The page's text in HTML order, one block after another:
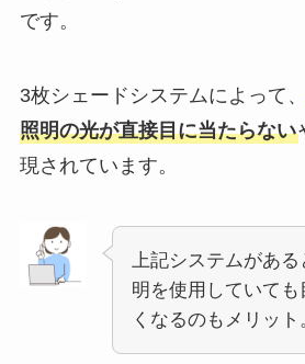
です。
3枚シェードシステムによって、
照明の光が直接目に当たらない
現されています。
上記システムがある
明を使用していても
くなるのもメリット